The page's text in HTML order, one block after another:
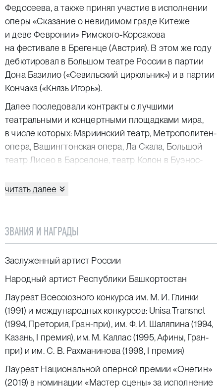
Федосеева, а также принял участие в исполнении
оперы «Сказание о невидимом граде Китеже
и деве Февронии» Римского-Корсакова
на фестивале в Брегенце (Австрия). В этом же году
дебютировал в Большом театре России в партии
Дона Базилио («Севильский цирюльник») и в партии
Кончака («Князь Игорь»).
Далее последовали контракты с лучшими
театральными и концертными площадками мира,
в числе которых: Мариинский театр, Метрополитен-
опера, Вашингтонская опера, Ла Скала, Большой
театр Лисео в Барселоне, театр Колон в Буэнос-
в Париже, Баварская государственная опера
государственная опера, театр Реджио в Парме,
театр Комунале во Флоренции, театр Реджио
в Афинах, Эн-Эйч-Кей-холл в Токио.
В обширном репертуаре певца: партии Бориса
(«Борис Годунов»), Аттилы («Аттила»),
Филиппа II («Дон Карлос»), Захарии («Набукко»),
Банко («Макбет»), Фиеско («Симон Бокканегра»),
Дон Кихота («Дон Кихот»), Мефистофеля («Фауст»),
Кочубея («Мазепа»), Дон Жуана и Лепорелло («Дон
Жуан») и др.
Среди выдающихся дирижеров, с которыми
читать далее
ЗВАНИЯ И НАГРАДЫ
Заслуженный артист России
Народный артист Республики Башкортостан
Лауреат Всесоюзного конкурса им. М. И. Глинки
(1991) и международных конкурсов: Unisa Transnet
(1994, Претория, Гран-при), им. Ф. И. Шаляпина (1994,
Казань, I премия), им. М. Каллас (1995, Афины, Гран-
при) и им. С. В. Рахманинова (1998, I премия)
Лауреат Национальной оперной премии «Онегин»
(2019) в номинации «Мастер сцены» за исполнение